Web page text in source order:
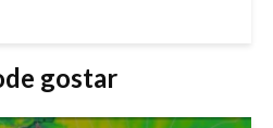
gostar